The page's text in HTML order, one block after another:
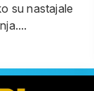
su nastajale